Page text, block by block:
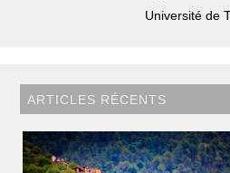
Université de
ARTICLES RÉCENTS